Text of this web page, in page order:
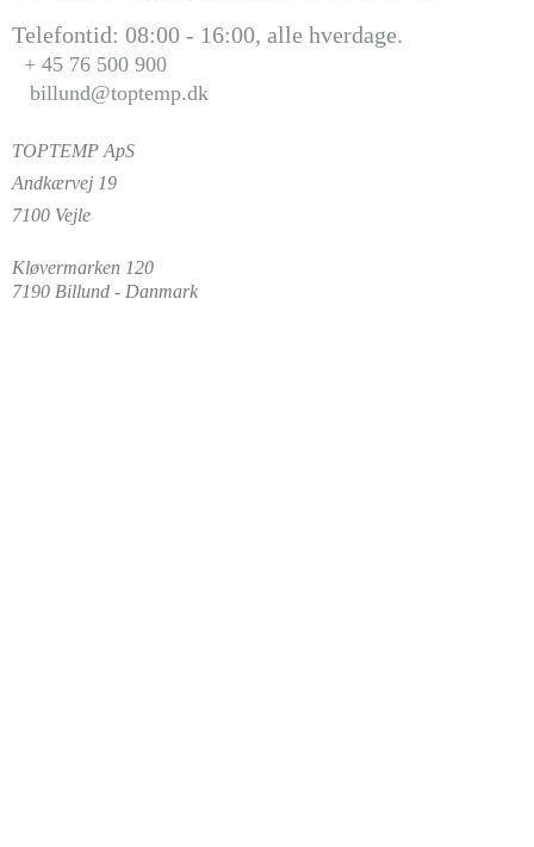
Telefontid: 08:00 - 16:00, alle hverdage.
+ 45 76 500 900
billund@toptemp.dk
TOPTEMP ApS
Andkærvej 19
7100 Vejle
Kløvermarken 120
7190 Billund - Danmark